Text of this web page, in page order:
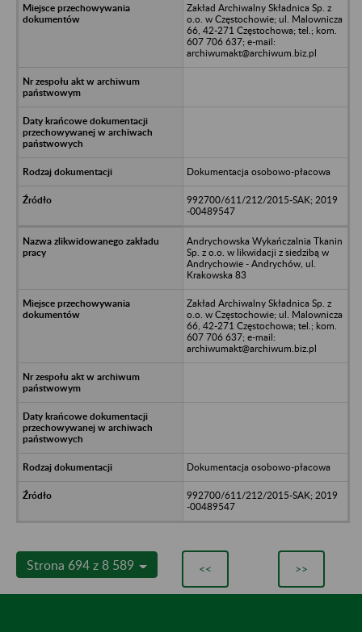
Zakład Archiwalny Składnica Sp. z
o.o. w Częstochowie; ul. Malownicza
66, 42-271 Częstochowa; tel.; kom.
607 706 637; e-mail:
archiwumakt@archiwum.biz.pl
Dokumentacja osobowo-płacowa
992700/611/212/2015-SAK; 2019
-00489547
Andrychowska Wykańczalnia Tkanin
Sp. z o.o. w likwidacji z siedzibą w
Andrychowie - Andrychów, ul.
Krakowska 83
Zakład Archiwalny Składnica Sp. z
o.o. w Częstochowie; ul. Malownicza
66, 42-271 Częstochowa; tel.; kom.
607 706 637; e-mail:
archiwumakt@archiwum.biz.pl
Dokumentacja osobowo-płacowa
992700/611/212/2015-SAK; 2019
-00489547
Strona 694 z 8 589 << >>